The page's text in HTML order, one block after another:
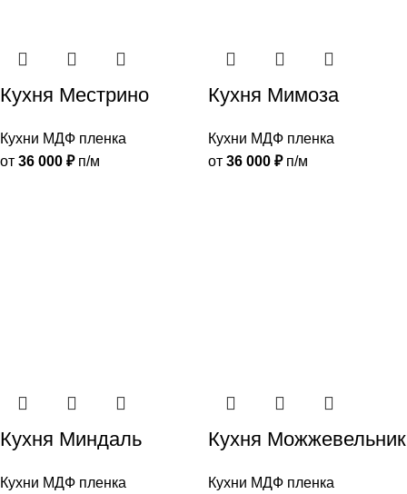
Кухня Местрино
Кухни МДФ пленка
от 36 000 ₽п/м
Кухня Мимоза
Кухни МДФ пленка
от 36 000 ₽п/м
Кухня Миндаль
Кухни МДФ пленка
Кухня Можжевельник
Кухни МДФ пленка